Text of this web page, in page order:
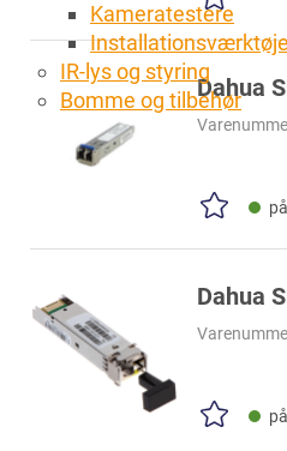
Kameratestere
IR-lys og styring
Bomme og tilbehør
Dahua
Dahua